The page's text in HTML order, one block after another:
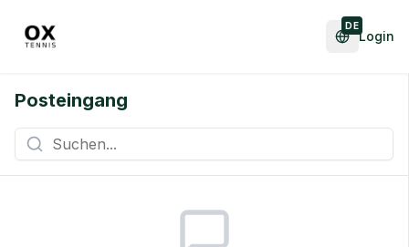
DE
Login
Posteingang